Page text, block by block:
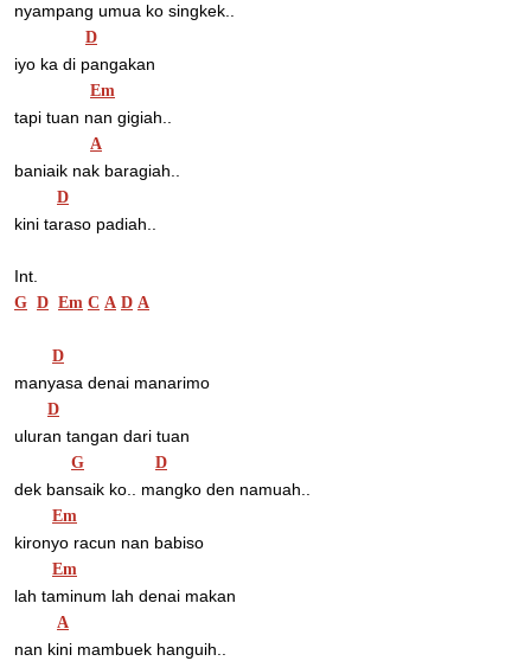
nyampang umua ko singkek..
D
iyo ka di pangakan
Em
tapi tuan nan gigiah..
A
baniaik nak baragiah..
D
kini taraso padiah..
Int.
G D Em C A D A
D
manyasa denai manarimo
D
uluran tangan dari tuan
G D
dek bansaik ko.. mangko den namuah..
Em
kironyo racun nan babiso
Em
lah taminum lah denai makan
A
nan kini mambuek hanguih..